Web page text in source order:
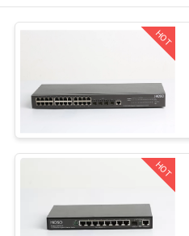
PRODUKTY
NAS
WYCIECZKA
FABRYCE
EPON OLT
GPON OLT
HOT
HOT